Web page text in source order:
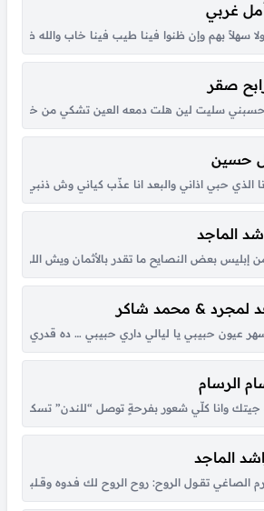
أمل غربي
ولا سهلاً بهم وإن ظنوا فينا طيب فينا خاب
صقر
سليت لين هلت دمعه العين تشكي من خطاه لي
حسين
الذي حبي اذاني والبعد انا عذّب كياني وش ذنبي انا
الماجد
إبليس بعض النصايح ما تقدر بالأثمان ويش اللي
لمجرد & محمد شاكر
عيون حبيبي يا ليالي داري حبيبي … ده قدري وده
الرسام
جيتك وانا كلّي شعور بفرحةٍ توصل “للندن”
الماجد
تقــول الروح: روح الروح لك فـدوه وقــلبي لـو